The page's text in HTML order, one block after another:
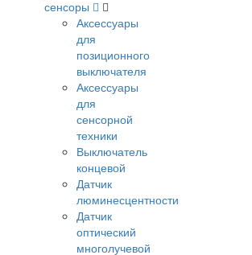
сенсоры
Аксессуары
для
позиционного
выключателя
Аксессуары
для
сенсорной
техники
Выключатель
концевой
Датчик
люминесцентности
Датчик
оптический
многолучевой